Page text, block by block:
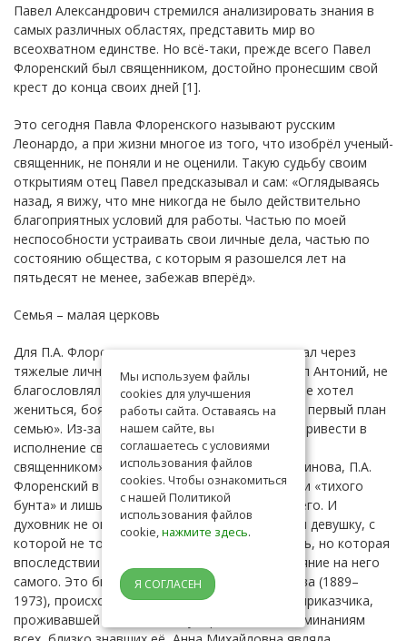
Павел Александрович стремился анализировать знания в
самых различных областях, представить мир во
всеохватном единстве. Но всё-таки, прежде всего Павел
Флоренский был священником, достойно пронесшим свой
крест до конца своих дней [1].
Это сегодня Павла Флоренского называют русским
Леонардо, а при жизни многое из того, что изобрёл ученый-
священник, не поняли и не оценили. Такую судьбу своим
открытиям отец Павел предсказывал и сам: «Оглядываясь
назад, я вижу, что мне никогда не было действительно
благоприятных условий для работы. Частью по моей
неспособности устраивать свои личные дела, частью по
состоянию общества, с которым я разошелся лет на
пятьдесят не менее, забежав вперёд».
Семья – малая церковь
Для П.А. Флоренского путь к церковности лежал через
тяжелые личные испытания. Духовник, епископ Антоний, не
благословлял его принять монашество, а он не хотел
жениться, боясь «на место Бога поставить на первый план
семью». Из-за этого П.А. Флоренский не мог «привести в
исполнение свои заветные планы – сделаться
священником». По воспоминаниям А.В. Ельчанинова, П.А.
Флоренский в 1909 году находился в состоянии «тихого
бунта» и лишь молитвы духовника укрепляли его. И
духовник не ошибся. П.А. Флоренский встретил девушку, с
которой не только смог соединить свою жизнь, но которая
впоследствии оказала большое духовное влияние на него
самого. Это была Анна Михайловна Гиацинтова (1889–
1973), происходившая из многодетной семьи приказчика,
проживавшей в Рязанской губернии. По воспоминаниям
Мы используем файлы
cookies для улучшения
работы сайта. Оставаясь на
нашем сайте, вы
соглашаетесь с условиями
использования файлов
cookies. Чтобы ознакомиться
с нашей Политикой
использования файлов
cookie,нажмите здесь.
Я СОГЛАСЕН